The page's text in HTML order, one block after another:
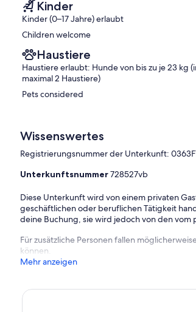
Kinder
Kinder (0–17 Jahre) erlaubt
Children welcome
Haustiere
Haustiere erlaubt: Hunde von bis zu je 23 kg
maximal 2 Haustiere)
Pets considered
Wissenswertes
Registrierungsnummer der Unterkunft:
Unterkunftsnummer728527vb
Diese Unterkunft wird von einem privaten
geschäftlichen oder beruflichen Tätigkeit
deine Buchung, sie wird jedoch von den
Für zusätzliche Personen fallen
können.
Mehr anzeigen